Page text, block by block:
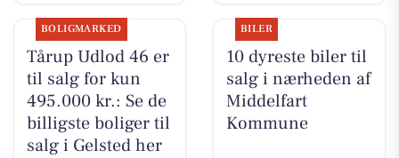
BOLIGMARKED
Tårup Udlod 46 er
til salg for kun
495.000 kr.: Se de
billigste boliger til
salg i Gelsted her
BILER
10 dyreste biler til
salg i nærheden af
Middelfart
Kommune